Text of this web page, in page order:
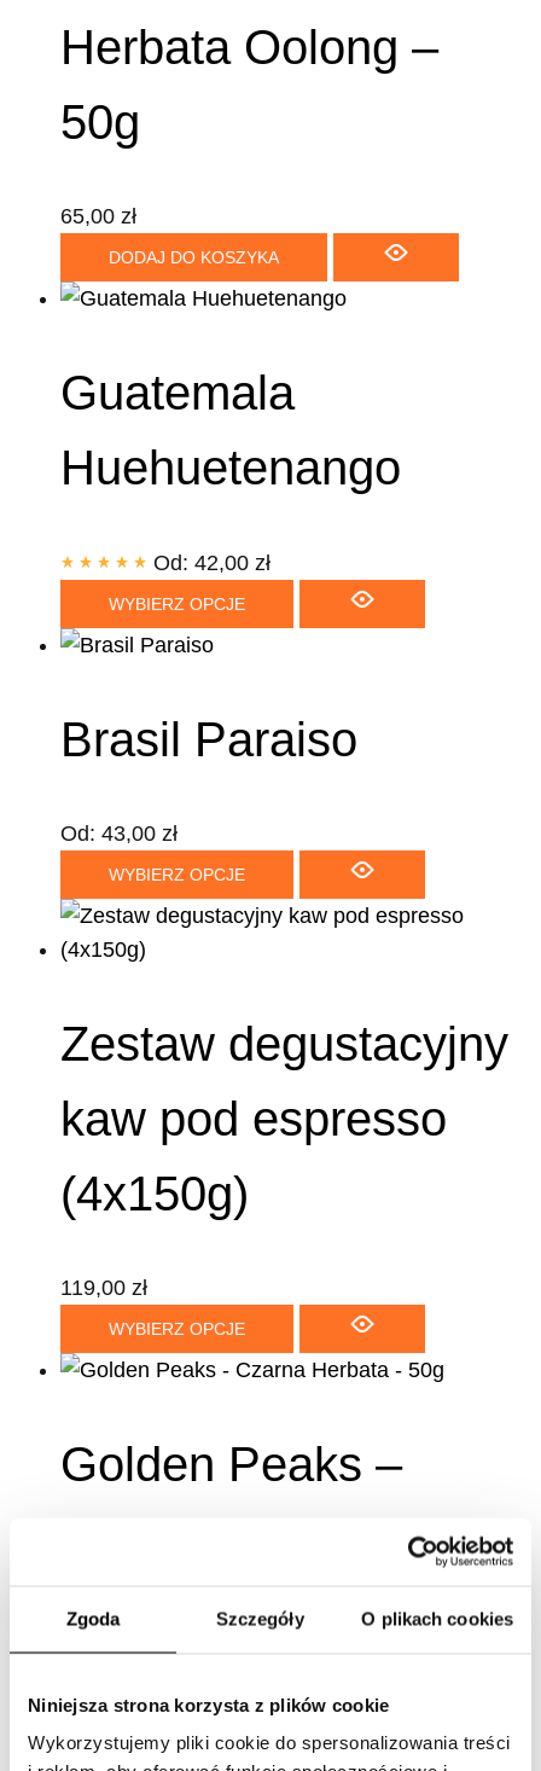
Zgoda Szczegóły O plikach cookies
Niniejsza strona korzysta z plików cookie
Wykorzystujemy pliki cookie do spersonalizowania treści
Herbata Oolong –
50g
65,00 zł
DODAJ DO KOSZYKA
Guatemala
Huehuetenango
Od: 42,00 zł
WYBIERZ OPCJE
Brasil Paraiso
Od: 43,00 zł
WYBIERZ OPCJE
Zestaw degustacyjny
kaw pod espresso
(4x150g)
119,00 zł
WYBIERZ OPCJE
Golden Peaks –
Czarna Herbata –
50g
45,00zł
DODAJ DO KOSZYKA